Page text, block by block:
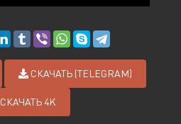
СКАЧАТЬ (TELEGRAM)
СКАЧАТЬ 4K